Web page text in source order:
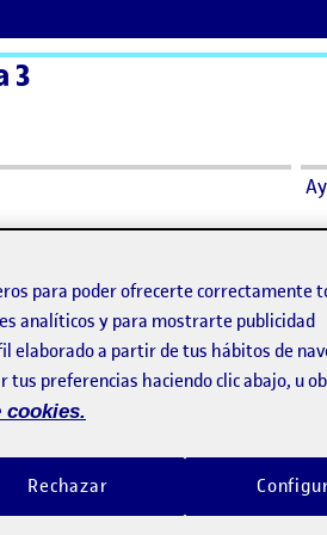
3
PEC 3. Comentario de proyecto del compañero Carlos García Conca
7:47 pm
en PEC 3. Comentario de proyecto del compañero
Visibilidad:
Pública-Fecha de
27 Dic 202127
-1
para poder ofrecerte correctamente
analíticos y para mostrarte publicidad
elaborado a partir de tus hábitos de
tus preferencias haciendo clic abajo, u
cookies.
Rechazar